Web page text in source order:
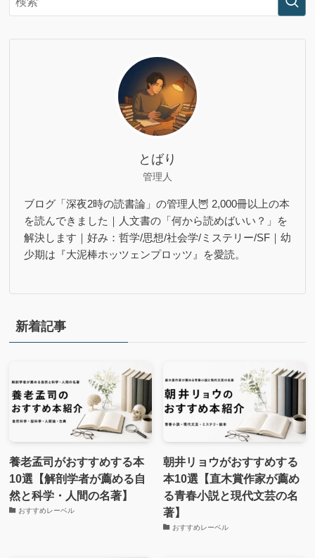
とばり
管理人
ブログ「深夜2時の読書論」の管理人🦉 2,000冊以上の本
を読んできました｜人文書の「何から読めばいい？」を
解決します｜好み：哲学/思想/社会学/ミステリー/SF｜幼
少期は『大泥棒ホッツェンプロッツ』を愛読。
新着記事
養老孟司がおすすめする本
10選【解剖学者が薦める自
然と科学・人間の名著】
おすすめレーベル
朝井リョウがおすすめする
本10選【直木賞作家が薦め
る青春小説と現代文芸の名
著】
おすすめレーベル